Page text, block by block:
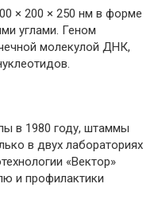
× 200 × 250 нм в форме
углами. Геном
молекулой ДНК,
в 1980 году, штаммы
в двух лабораториях
«Вектор»
и профилактики